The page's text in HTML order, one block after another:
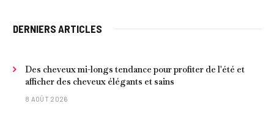
DERNIERS ARTICLES
Des cheveux mi-longs tendance pour profiter de l'été et
afficher des cheveux élégants et sains
8 AOÛT 2026